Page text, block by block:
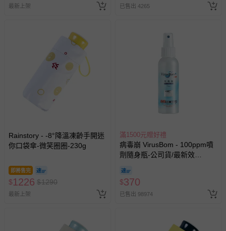
最新上架 已售出 4265
Rainstory - -8°降溫凍齡手開迷
你口袋傘-微笑圈圈-230g
即將售完
$1226 $1290
最新上架
滿1500元贈好禮
病毒崩 VirusBom - 100ppm噴
劑隨身瓶-公司貨/最新效
$370
已售出 98974